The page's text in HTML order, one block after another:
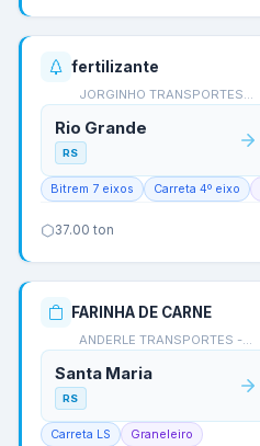
fertilizante
JORGINHO TRANSPORTES…
Rio Grande
RS
Bitrem 7 eixos Carreta 4º eixo
37.00 ton
FARINHA DE CARNE
ANDERLE TRANSPORTES -…
Santa Maria
RS
Carreta LS Graneleiro